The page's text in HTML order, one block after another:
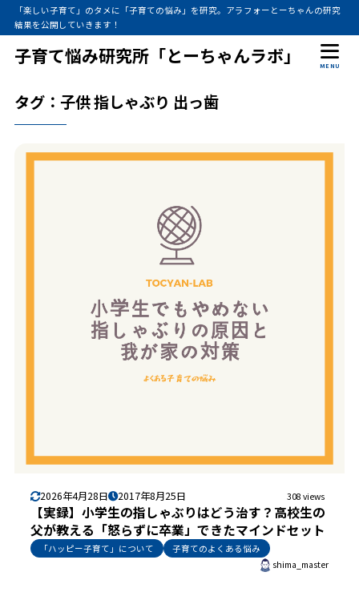
「楽しい子育て」のタメに「子育ての悩み」を研究。アラフォーとーちゃんの研究
結果を公開していきます！
子育て悩み研究所「とーちゃんラボ」 MENU
タグ：子供 指しゃぶり 出っ歯
2026年4月28日 2017年8月25日 308 views
【実録】小学生の指しゃぶりはどう治す？高校生の
父が教える「怒らずに卒業」できたマインドセット
「ハッピー子育て」について
子育てのよくある悩み
shima_master